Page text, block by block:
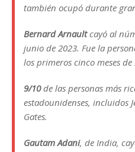
también ocupó durante
Bernard Arnaultcayó al
junio de 2023. Fue la
los primeros cinco meses de
9/10de las personas más
estadounidenses, incluidos
Gates.
Gautam Adani, de India,